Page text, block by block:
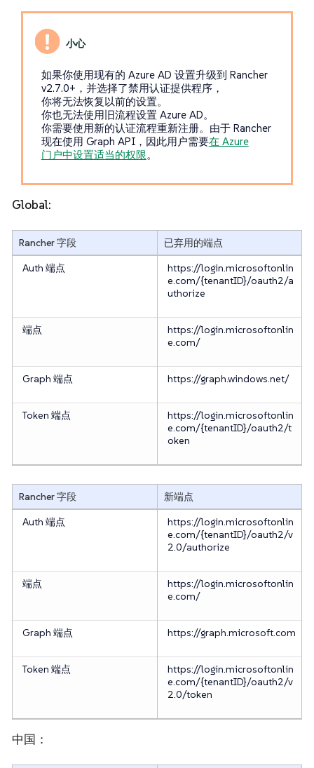
如果你使用现有的 Azure AD 设置升级到 Rancher
v2.7.0+，并选择了禁用认证提供程序，
你将无法恢复以前的设置。
你也无法使用旧流程设置 Azure AD。
你需要使用新的认证流程重新注册。由于 Rancher
现在使用 Graph API，因此用户需要在 Azure
门户中设置适当的权限。
Global:
Rancher 字段
已弃用的端点
Auth 端点
https://login.microsoftonlin
e.com/{tenantID}/oauth2/a
uthorize
端点
https://login.microsoftonlin
e.com/
Graph 端点 https://graph.windows.net/
Token 端点
https://login.microsoftonlin
e.com/{tenantID}/oauth2/t
oken
Rancher 字段
新端点
Auth 端点
https://login.microsoftonlin
e.com/{tenantID}/oauth2/v
2.0/authorize
端点
https://login.microsoftonlin
e.com/
Graph 端点 https://graph.microsoft.com
Token 端点
https://login.microsoftonlin
e.com/{tenantID}/oauth2/v
2.0/token
中国：